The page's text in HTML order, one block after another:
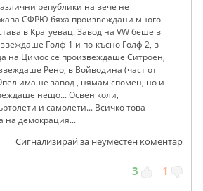
републики на вече не
СФРЮ бяха произвеждани много
в Крагуевац. Завод на VW беше в
Голф 1 и по-късно Голф 2, в
на Цимос се произвеждаше Ситроен,
Рено, в Войводина (част от
имаше завод , нямам спомен, но и
нещо... Освен коли,
и самолети... Всичко това
на демокрация...
Сигнализирай за неуместен коментар
3 1